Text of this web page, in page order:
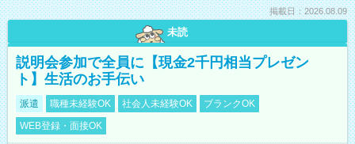
掲載日：2026.08.09
未読
説明会参加で全員に【現金2千円相当プレゼン
ト】生活のお手伝い
派遣 職種未経験OK 社会人未経験OK
ブランクOK
WEB登録・面接OK